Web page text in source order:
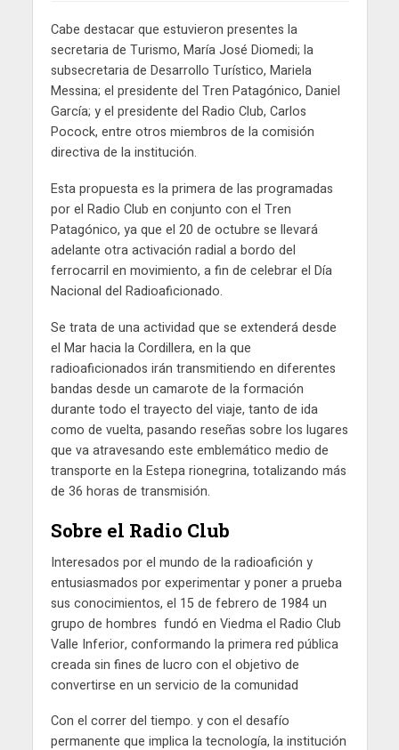
Cabe destacar que estuvieron presentes la
secretaria de Turismo, María José Diomedi; la
subsecretaria de Desarrollo Turístico, Mariela
Messina; el presidente del Tren Patagónico, Daniel
García; y el presidente del Radio Club, Carlos
Pocock, entre otros miembros de la comisión
directiva de la institución.
Esta propuesta es la primera de las programadas
por el Radio Club en conjunto con el Tren
Patagónico, ya que el 20 de octubre se llevará
adelante otra activación radial a bordo del
ferrocarril en movimiento, a fin de celebrar el Día
Nacional del Radioaficionado.
Se trata de una actividad que se extenderá desde
el Mar hacia la Cordillera, en la que
radioaficionados irán transmitiendo en diferentes
bandas desde un camarote de la formación
durante todo el trayecto del viaje, tanto de ida
como de vuelta, pasando reseñas sobre los lugares
que va atravesando este emblemático medio de
transporte en la Estepa rionegrina, totalizando más
de 36 horas de transmisión.
Sobre el Radio Club
Interesados por el mundo de la radioafición y
entusiasmados por experimentar y poner a prueba
sus conocimientos, el 15 de febrero de 1984 un
grupo de hombres fundó en Viedma el Radio Club
Valle Inferior, conformando la primera red pública
creada sin fines de lucro con el objetivo de
convertirse en un servicio de la comunidad
Con el correr del tiempo. y con el desafío
permanente que implica la tecnología, la institución